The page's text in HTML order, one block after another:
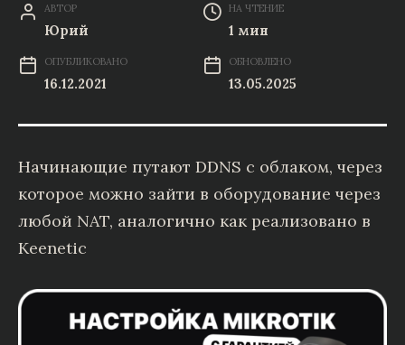
АВТОР
Юрий
НА ЧТЕНИЕ
1 мин
ОПУБЛИКОВАНО
16.12.2021
ОБНОВЛЕНО
13.05.2025
Начинающие путают DDNS с облаком, через
которое можно зайти в оборудование через
любой NAT, аналогично как реализовано в
Keenetic